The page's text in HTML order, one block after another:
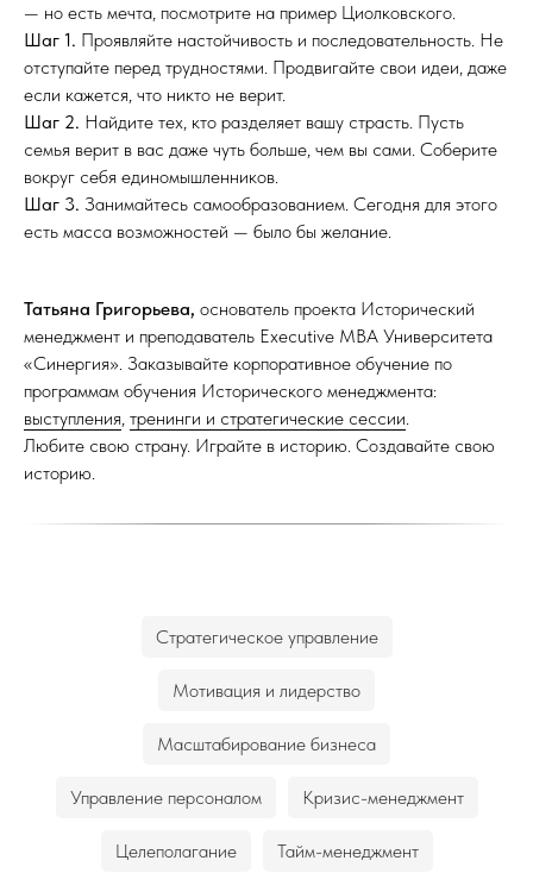
— но есть мечта, посмотрите на пример Циолковского.
Шаг 1. Проявляйте настойчивость и последовательность. Не
отступайте перед трудностями. Продвигайте свои идеи, даже
если кажется, что никто не верит.
Шаг 2. Найдите тех, кто разделяет вашу страсть. Пусть
семья верит в вас даже чуть больше, чем вы сами. Соберите
вокруг себя единомышленников.
Шаг 3. Занимайтесь самообразованием. Сегодня для этого
есть масса возможностей — было бы желание.
Татьяна Григорьева, основатель проекта Исторический
менеджмент и преподаватель Executive MBA Университета
«Синергия». Заказывайте корпоративное обучение по
программам обучения Исторического менеджмента:
выступления, тренинги и стратегические сессии.
Любите свою страну. Играйте в историю. Создавайте свою
историю.
Стратегическое управление
Мотивация и лидерство
Масштабирование бизнеса
Управление персоналом Кризис-менеджмент
Целеполагание Тайм-менеджмент